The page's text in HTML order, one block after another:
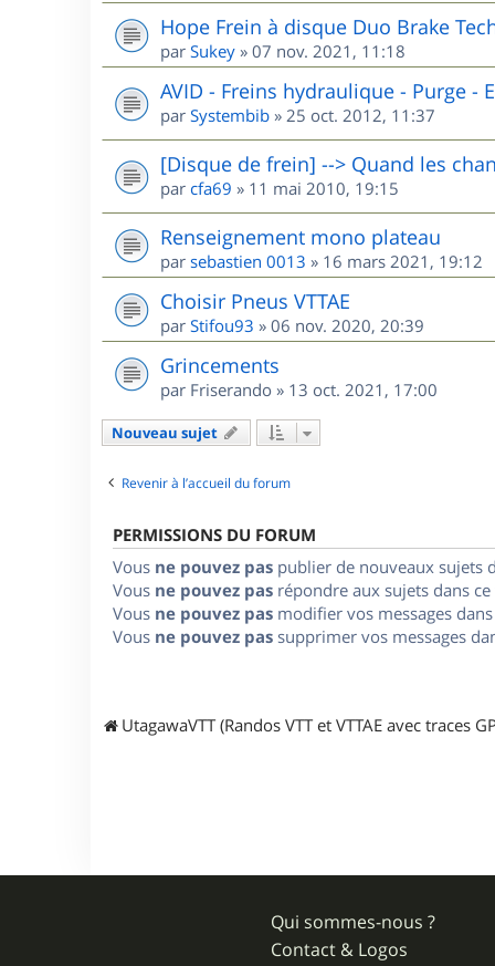
Hope Frein à disque Duo Brake
par Sukey » 07 nov. 2021, 11:18
AVID - Freins hydraulique - Purge -
par Systembib » 25 oct. 2012, 11:37
[Disque de frein] --> Quand les
par cfa69 » 11 mai 2010, 19:15
Renseignement mono plateau
par sebastien 0013 » 16 mars 2021, 19:12
Choisir Pneus VTTAE
par Stifou93 » 06 nov. 2020, 20:39
Grincements
par Friserando » 13 oct. 2021, 17:00
Nouveau sujet
Revenir à l’accueil du forum
PERMISSIONS DU FORUM
Vous ne pouvez pas publier de nouveaux sujets
Vous ne pouvez pas répondre aux sujets dans
Vous ne pouvez pas modifier vos messages
Vous ne pouvez pas supprimer vos messages
UtagawaVTT (Randos VTT et VTTAE avec traces
Qui sommes-nous ?
Contact & Logos